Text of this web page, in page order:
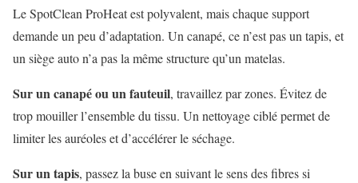
Le SpotClean ProHeat est polyvalent, mais chaque support
demande un peu d’adaptation. Un canapé, ce n’est pas un tapis, et
un siège auto n’a pas la même structure qu’un matelas.
Sur un canapé ou un fauteuil, travaillez par zones. Évitez de
trop mouiller l’ensemble du tissu. Un nettoyage ciblé permet de
limiter les auréoles et d’accélérer le séchage.
Sur un tapis, passez la buse en suivant le sens des fibres si